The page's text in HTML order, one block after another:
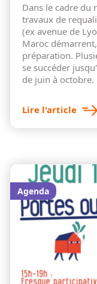
Dans le cadre du
travaux de
(ex avenue de
Maroc
préparation.
se succéder
de juin à octobre.
Lire l'article
Agenda